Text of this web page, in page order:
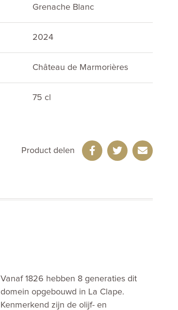
Grenache Blanc
2024
Château de Marmorières
75 cl
Product delen
Vanaf 1826 hebben 8 generaties dit
domein opgebouwd in La Clape.
Kenmerkend zijn de olijf- en